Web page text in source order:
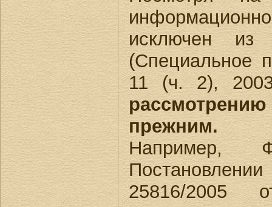
исключен из
(Специальное
11 (ч. 2),
прежним.
Например,
25816/2005